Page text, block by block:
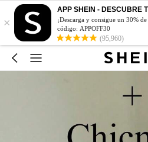
×
APP SHEIN - DESCUBRE
¡Descarga y consigue un 30%
código: APPOFF30
(95,960)